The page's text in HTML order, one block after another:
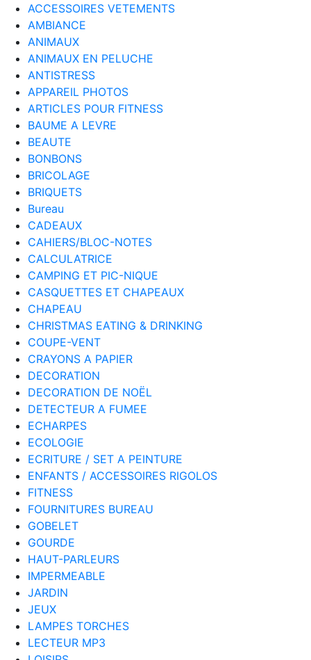
ACCESSOIRES VETEMENTS
AMBIANCE
ANIMAUX
ANIMAUX EN PELUCHE
ANTISTRESS
APPAREIL PHOTOS
ARTICLES POUR FITNESS
BAUME A LEVRE
BEAUTE
BONBONS
BRICOLAGE
BRIQUETS
Bureau
CADEAUX
CAHIERS/BLOC-NOTES
CALCULATRICE
CAMPING ET PIC-NIQUE
CASQUETTES ET CHAPEAUX
CHAPEAU
CHRISTMAS EATING & DRINKING
COUPE-VENT
CRAYONS A PAPIER
DECORATION
DECORATION DE NOËL
DETECTEUR A FUMEE
ECHARPES
ECOLOGIE
ECRITURE / SET A PEINTURE
ENFANTS / ACCESSOIRES RIGOLOS
FITNESS
FOURNITURES BUREAU
GOBELET
GOURDE
HAUT-PARLEURS
IMPERMEABLE
JARDIN
JEUX
LAMPES TORCHES
LECTEUR MP3